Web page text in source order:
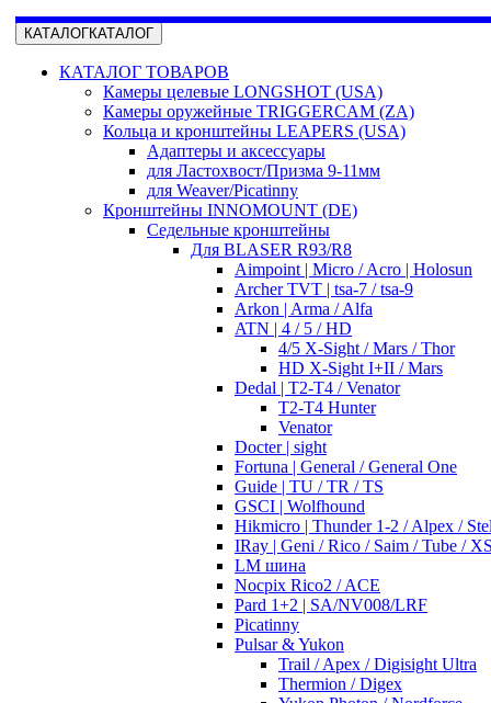
КАТАЛОГКАТАЛОГ
КАТАЛОГ ТОВАРОВ
Камеры целевые LONGSHOT (USA)
Камеры оружейные TRIGGERCAM (ZA)
Кольца и кронштейны LEAPERS (USA)
Адаптеры и аксессуары
для Ластохвост/Призма 9-11мм
для Weaver/Picatinny
Кронштейны INNOMOUNT (DE)
Седельные кронштейны
Для BLASER R93/R8
Aimpoint | Micro / Acro | Holosun
Archer TVT | tsa-7 / tsa-9
Arkon | Arma / Alfa
ATN | 4 / 5 / HD
4/5 X-Sight / Mars / Thor
HD X-Sight I+II / Mars
Dedal | T2-T4 / Venator
T2-T4 Hunter
Venator
Docter | sight
Fortuna | General / General One
Guide | TU / TR / TS
GSCI | Wolfhound
Hikmicro | Thunder 1-2 / Alpex /
IRay | Geni / Rico / Saim / Tube /
LM шина
Nocpix Rico2 / ACE
Pard 1+2 | SA/NV008/LRF
Picatinny
Pulsar & Yukon
Trail / Apex / Digisight Ultra
Thermion / Digex